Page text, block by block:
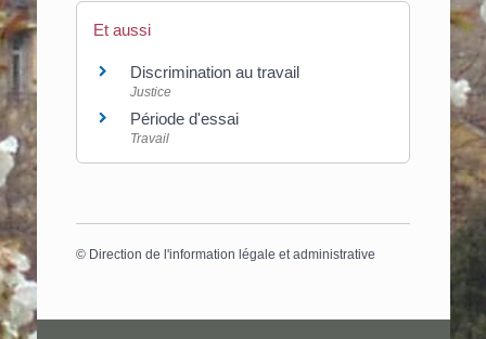
Et aussi
Discrimination au travail
Justice
Période d'essai
Travail
© Direction de l'information légale et administrative